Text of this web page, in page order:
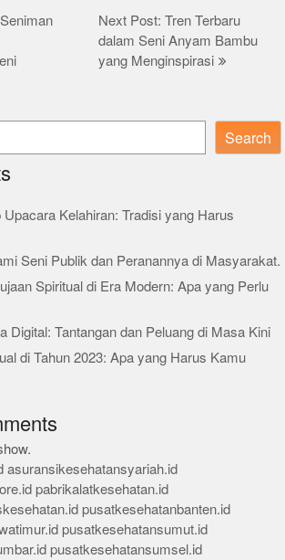
Next Post: Tren Terbaru
dalam Seni Anyam Bambu
yang Menginspirasi
Search
Upacara Kelahiran: Tradisi yang Harus
Seni Publik dan Peranannya di Masyarakat.
Spiritual di Era Modern: Apa yang Perlu
Digital: Tantangan dan Peluang di Masa Kini
di Tahun 2023: Apa yang Harus Kamu
asuransikesehatansyariah.id
pabrikalatkesehatan.id
pusatkesehatanbanten.id
pusatkesehatansumut.id
pusatkesehatansumsel.id